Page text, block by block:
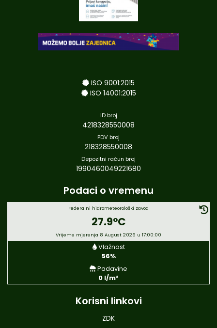
ISO 9001:2015
ISO 14001:2015
ID broj
4218328550008
PDV broj
218328550008
Depozitni račun broj
1990460049221680
Podaci o vremenu
Federalni hidrometeorološki zavod
27.9°C
Vrijeme mjerenja 8 August 2026 u 17:00:00
Vlažnost
56%
Padavine
0 l/m²
Korisni linkovi
ZDK